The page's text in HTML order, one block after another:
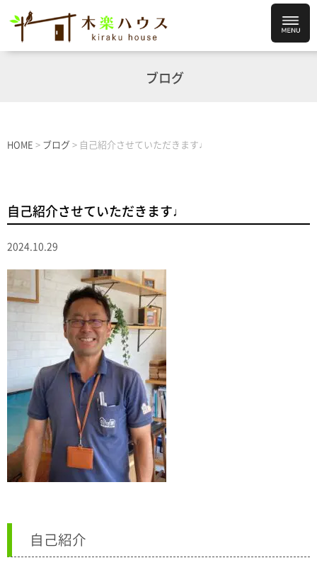
ブログ
HOME > ブログ > 自己紹介させていただきます♩
自己紹介させていただきます♩
2024.10.29
自己紹介